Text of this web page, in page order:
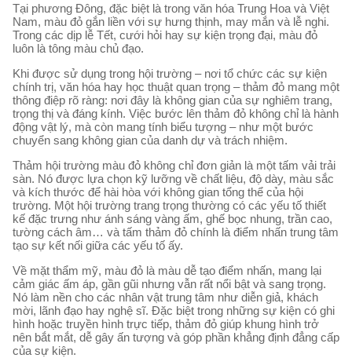
Tại phương Đông, đặc biệt là trong văn hóa Trung Hoa và Việt
Nam, màu đỏ gắn liền với sự hưng thịnh, may mắn và lễ nghi.
Trong các dịp lễ Tết, cưới hỏi hay sự kiện trọng đại, màu đỏ
luôn là tông màu chủ đạo.
Khi được sử dụng trong hội trường – nơi tổ chức các sự kiện
chính trị, văn hóa hay học thuật quan trọng – thảm đỏ mang một
thông điệp rõ ràng: nơi đây là không gian của sự nghiêm trang,
trọng thị và đáng kính. Việc bước lên thảm đỏ không chỉ là hành
động vật lý, mà còn mang tính biểu tượng – như một bước
chuyển sang không gian của danh dự và trách nhiệm.
Thảm hội trường màu đỏ không chỉ đơn giản là một tấm vải trải
sàn. Nó được lựa chọn kỹ lưỡng về chất liệu, độ dày, màu sắc
và kích thước để hài hòa với không gian tổng thể của hội
trường. Một hội trường trang trọng thường có các yếu tố thiết
kế đặc trưng như ánh sáng vàng ấm, ghế bọc nhung, trần cao,
tường cách âm… và tấm thảm đỏ chính là điểm nhấn trung tâm
tạo sự kết nối giữa các yếu tố ấy.
Về mặt thẩm mỹ, màu đỏ là màu dễ tạo điểm nhấn, mang lại
cảm giác ấm áp, gần gũi nhưng vẫn rất nổi bật và sang trọng.
Nó làm nền cho các nhân vật trung tâm như diễn giả, khách
mời, lãnh đạo hay nghệ sĩ. Đặc biệt trong những sự kiện có ghi
hình hoặc truyền hình trực tiếp, thảm đỏ giúp khung hình trở
nên bắt mắt, dễ gây ấn tượng và góp phần khẳng định đẳng cấp
của sự kiện.